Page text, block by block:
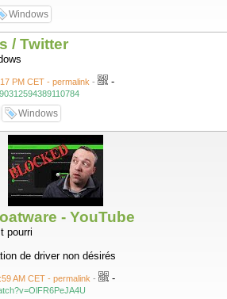
Windows
/ Twitter
PM CET - permalink - -
Windows
- YouTube
pourri
de driver non désirés
AM CET - permalink - -